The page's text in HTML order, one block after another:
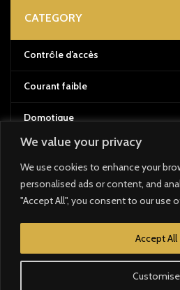
We value your privacy
We use cookies to enhance your
personalised ads or content, and
"Accept All", you consent to our use
Customise
Accept All
CATEGORY
Contrôle d’accès
Courant faible
Domotique
Éclairage
Électricité